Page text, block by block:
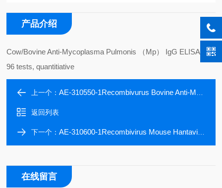
产品介绍
Cow/Bovine Anti-Mycoplasma Pulmonis （Mp） IgG ELISA Kit,
96 tests, quantitiative
上一个：AE-310550-1Recombivurus Bovine Anti-Mycoplasma bovis (PDHB-1) ELISA kit, 96 tests
返回列表
下一个：AE-310600-1Recombivirus Mouse Hantavirus Nucleoprotein (HVNP) IgG ELISA Kit, 96 tests
在线留言